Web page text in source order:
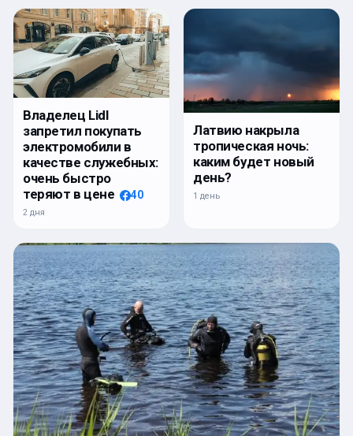
Владелец Lidl
запретил покупать
электромобили в
качестве служебных:
очень быстро
теряют в цене
40
2 дня
Латвию накрыла
тропическая ночь:
каким будет новый
день?
1 день